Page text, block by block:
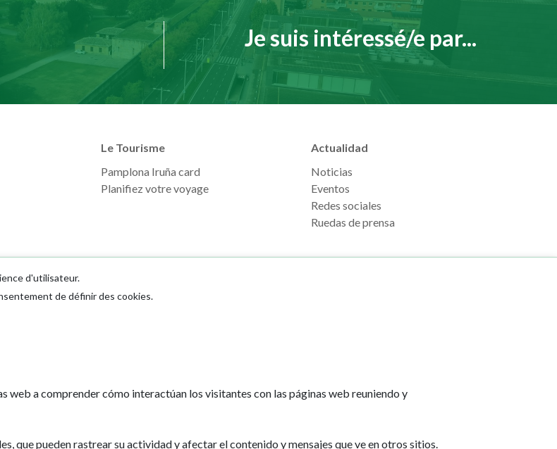
Je suis intéressé/e par...
Le Tourisme
Pamplona Iruña card
Planifiez votre voyage
Actualidad
Noticias
Eventos
Redes sociales
Ruedas de prensa
31001 - Pamplona
Política de privacidad
d'utilisateur.
de définir des cookies.
web a comprender cómo interactúan los visitantes con las páginas web reuniendo y
que pueden rastrear su actividad y afectar el contenido y mensajes que ve en otros sitios.